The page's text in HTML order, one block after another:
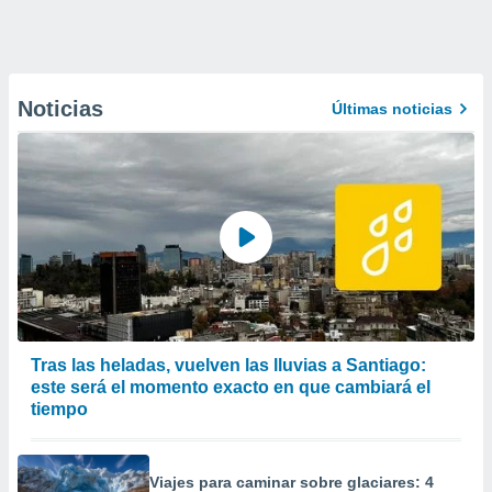
Noticias Últimas noticias
Tras las heladas, vuelven las lluvias a Santiago:
este será el momento exacto en que cambiará el
tiempo
Viajes para caminar sobre glaciares: 4